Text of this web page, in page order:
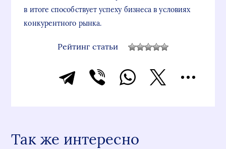
в итоге способствует успеху бизнеса в условиях
конкурентного рынка.
Рейтинг статьи
Так же интересно